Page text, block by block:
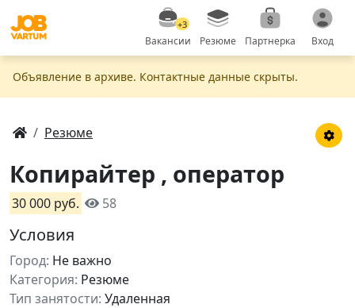
+3
Вакансии Резюме Партнерка Вход
Объявление в apxивe. Контактные данные скрыты.
Резюме
Копирайтер , оператор
30 000 руб. 58
Условия
Город: Не важно
Категория: Резюме
Тип занятости: Удаленная